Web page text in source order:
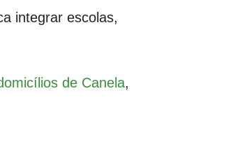
integrar escolas,
de Canela,